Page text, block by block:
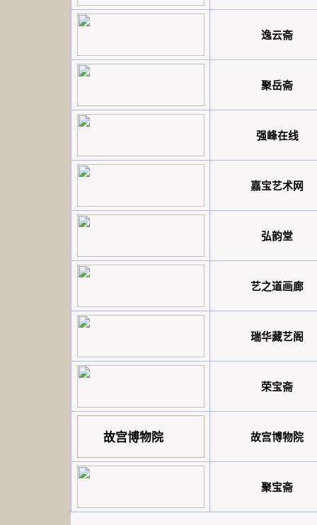
逸云斋
聚岳斋
强峰在线
嘉宝艺术网
弘韵堂
艺之道画廊
瑞华藏艺阁
荣宝斋
故宫博物院 故宫博物院
聚宝斋